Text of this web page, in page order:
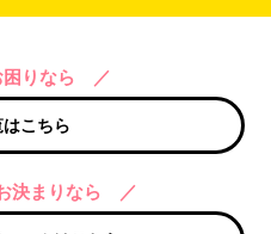
りなら ／
こちら
決まりなら ／